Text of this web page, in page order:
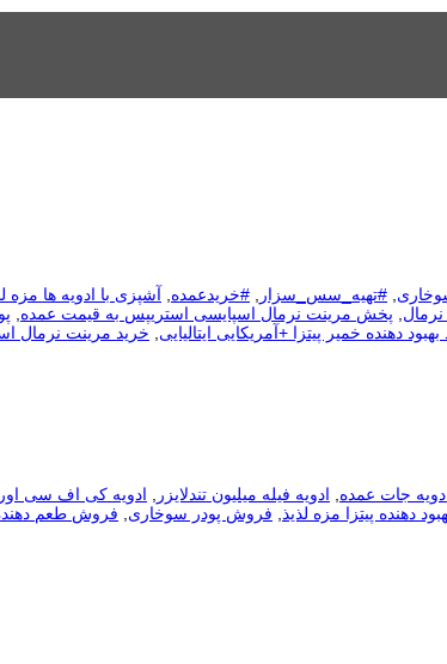
, #تهیه_سس_سزار , #خریدعمده, آشپزی با ادویه ها مزه
, پخش مرینت نرمال اسپایسی استریپس به قیمت عمده,
دهنده خمیر پیتزا +آمریکایی ایتالیایی, خرید مرینت نرمال
جات عمده ادویه فیله میلیون تندلایزر ادویه کی اف سی
دهنده پیتزا مزه لذیذ فروش پودر سوخاری فروش طعم